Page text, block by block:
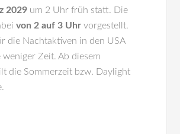
2029 um 2 Uhr früh statt. Die
von 2 auf 3 Uhr vorgestellt.
die Nachtaktiven in den USA
weniger Zeit. Ab diesem
die Sommerzeit bzw. Daylight